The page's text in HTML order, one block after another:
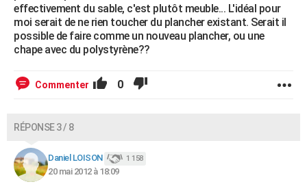
effectivement du sable, c'est plutôt meuble... L'idéal pour
moi serait de ne rien toucher du plancher existant. Serait il
possible de faire comme un nouveau plancher, ou une
chape avec du polystyrène??
Commenter 0
RÉPONSE 3 / 8
Daniel LOISON 1 158
20 mai 2012 à 18:09